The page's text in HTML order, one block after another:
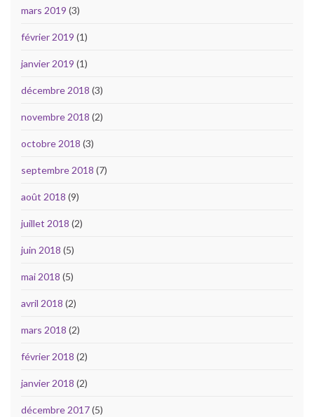
mars 2019 (3)
février 2019 (1)
janvier 2019 (1)
décembre 2018 (3)
novembre 2018 (2)
octobre 2018 (3)
septembre 2018 (7)
août 2018 (9)
juillet 2018 (2)
juin 2018 (5)
mai 2018 (5)
avril 2018 (2)
mars 2018 (2)
février 2018 (2)
janvier 2018 (2)
décembre 2017(5)